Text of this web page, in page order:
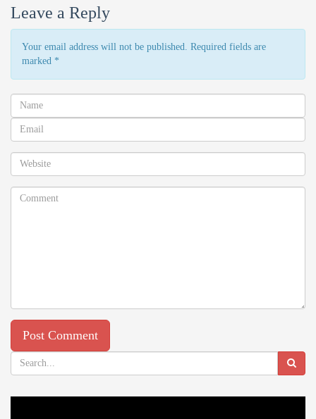
Leave a Reply
Your email address will not be published. Required fields are
marked *